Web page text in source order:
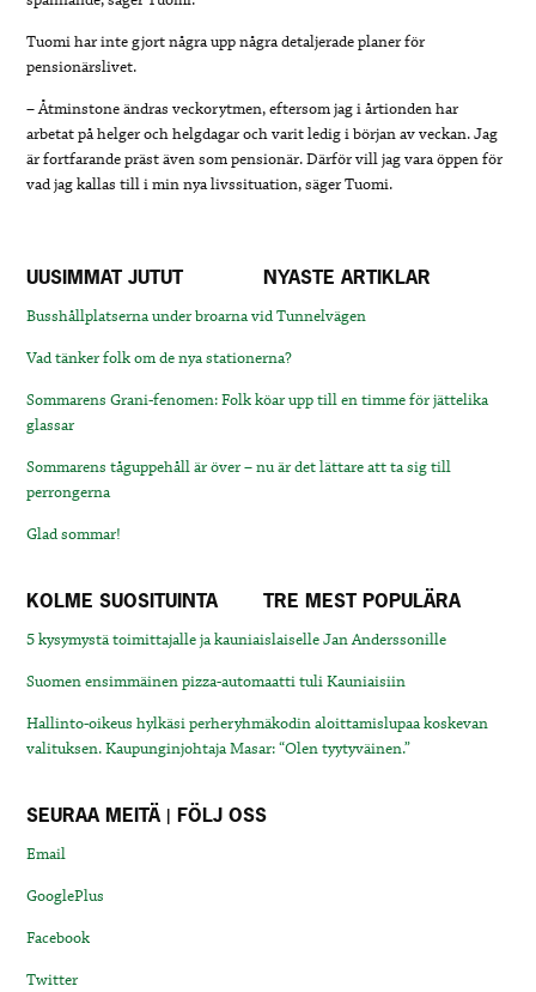
Tuomi har inte gjort några upp några detaljerade planer för
pensionärslivet.
– Åtminstone ändras veckorytmen, eftersom jag i årtionden har
arbetat på helger och helgdagar och varit ledig i början av veckan. Jag
är fortfarande präst även som pensionär. Därför vill jag vara öppen för
vad jag kallas till i min nya livssituation, säger Tuomi.
UUSIMMAT JUTUT NYASTE ARTIKLAR
Busshållplatserna under broarna vid Tunnelvägen
Vad tänker folk om de nya stationerna?
Sommarens Grani-fenomen: Folk köar upp till en timme för jättelika
glassar
Sommarens tåguppehåll är över – nu är det lättare att ta sig till
perrongerna
Glad sommar!
KOLME SUOSITUINTA TRE MEST POPULÄRA
5 kysymystä toimittajalle ja kauniaislaiselle Jan Anderssonille
Suomen ensimmäinen pizza-automaatti tuli Kauniaisiin
Hallinto-oikeus hylkäsi perheryhmäkodin aloittamislupaa koskevan
valituksen. Kaupunginjohtaja Masar: “Olen tyytyväinen.”
SEURAA MEITÄ | FÖLJ OSS
Email
GooglePlus
Facebook
Twitter